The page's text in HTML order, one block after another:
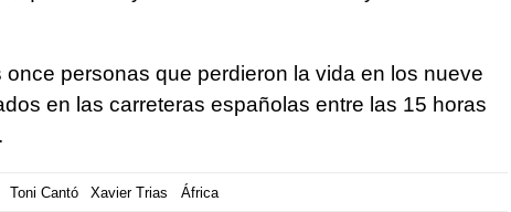
personas que perdieron la vida en los nueve
en las carreteras españolas entre las 15 horas
Toni Cantó Xavier Trias África